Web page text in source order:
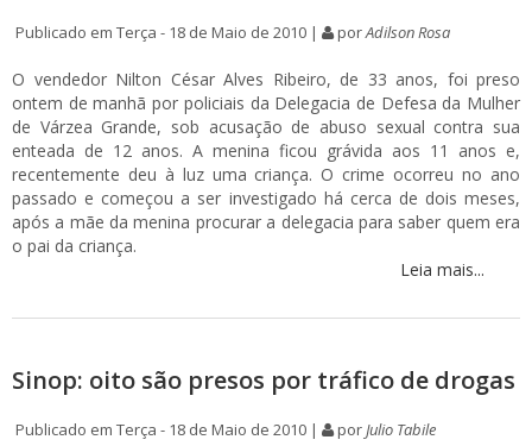
Publicado em Terça - 18 de Maio de 2010 | porAdilson Rosa
O vendedor Nilton César Alves Ribeiro, de 33 anos, foi preso
ontem de manhã por policiais da Delegacia de Defesa da Mulher
de Várzea Grande, sob acusação de abuso sexual contra sua
enteada de 12 anos. A menina ficou grávida aos 11 anos e,
recentemente deu à luz uma criança. O crime ocorreu no ano
passado e começou a ser investigado há cerca de dois meses,
após a mãe da menina procurar a delegacia para saber quem era
o pai da criança.
Leia mais...
Sinop: oito são presos por tráfico de drogas
Publicado em Terça - 18 de Maio de 2010 | porJulio Tabile